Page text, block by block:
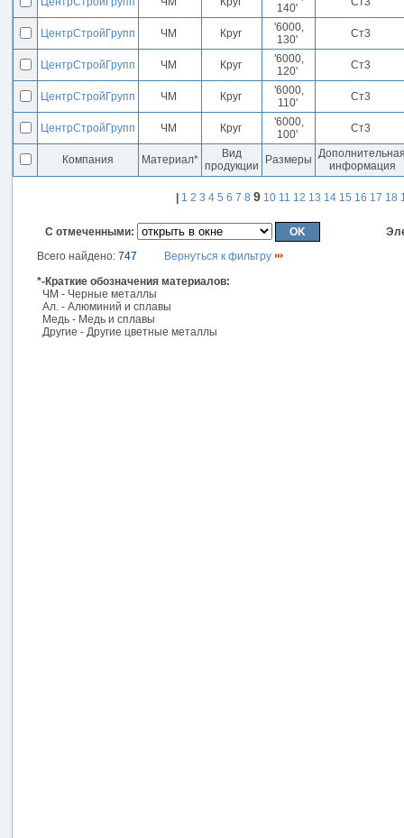
140'
ЦентрСтройГрупп ЧМ Круг
'6000,
130'
Ст3
ЦентрСтройГрупп ЧМ Круг
'6000,
120'
Ст3
ЦентрСтройГрупп ЧМ Круг
'6000,
110'
Ст3
ЦентрСтройГрупп ЧМ Круг
'6000,
100'
Ст3
Компания Материал*
Вид
продукции
Размеры
информация
1 2 3 4 5 6 7 8 9 10 11 12 13 14 15 16 17 18
С отмеченными:
Всего найдено: 747
Вернуться к фильтру
*-Краткие обозначения материалов:
ЧМ - Черные металлы
Ал. - Алюминий и сплавы
Медь - Медь и сплавы
Другие - Другие цветные металлы